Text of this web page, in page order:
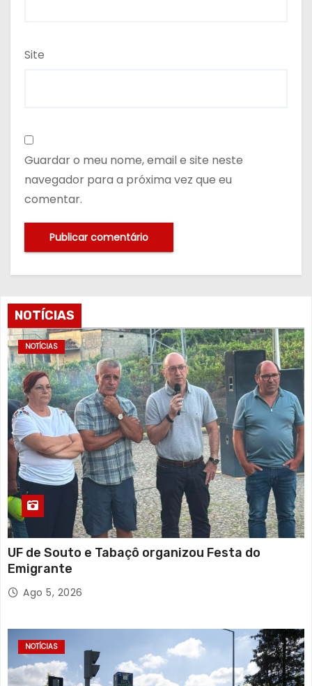
Site
Guardar o meu nome, email e site neste
navegador para a próxima vez que eu
comentar.
NOTÍCIAS
NOTÍCIAS
UF de Souto e Tabaçô organizou Festa do
Emigrante
Ago 5, 2026
NOTÍCIAS